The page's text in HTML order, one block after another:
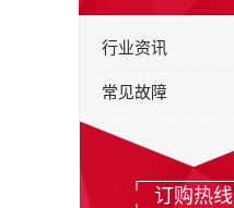
行业资讯
常见故障
订购热线